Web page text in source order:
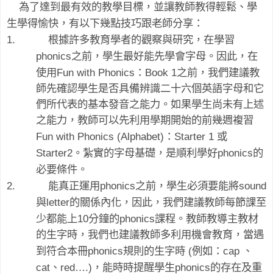
為了達到最有效的教學目標，並讓教師教得輕鬆、學
生學得愉快，有以下幾點技巧跟老師分享：
1. 根據許多教育學者的觀察與研究，在學習
phonics之前，學生最好能先學會字母。因此，在
使用 Fun with Phonics ： Book 1之前，我們建議教
師先確認學生是否具備辨識二十六個英語字母和它
們所代表的基本發音之能力。如果學生尚未有上述
之能力，教師可以先利用學期開始的前幾週複習
Fun with Phonics (Alphabet) ： Starter 1 或
Starter2 。紮實的字母基礎，是順利學好phonics的
必要條件。
2. 能真正運用 phonics之前，學生必須要能將sound
與letter的關係內化，因此，我們建議教師每節課至
少都能上10分鐘的phonics課程。教師教導主教材
的生字時，我們也建議教師多利用機會教育，當遇
到符合本冊phonics規則的生字時 (例如： cap 、
cat 、 red….) ，能時時提醒學生phonics的存在及重